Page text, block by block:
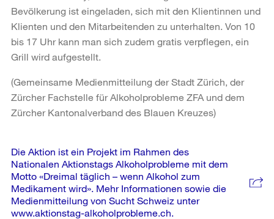
Bevölkerung ist eingeladen, sich mit den Klientinnen und
Klienten und den Mitarbeitenden zu unterhalten. Von 10
bis 17 Uhr kann man sich zudem gratis verpflegen, ein
Grill wird aufgestellt.
(Gemeinsame Medienmitteilung der Stadt Zürich, der
Zürcher Fachstelle für Alkoholprobleme ZFA und dem
Zürcher Kantonalverband des Blauen Kreuzes)
Weitere
Informationen
Die Aktion ist ein Projekt im Rahmen des
Nationalen Aktionstags Alkoholprobleme mit dem
Motto «Dreimal täglich – wenn Alkohol zum
Medikament wird». Mehr Informationen sowie die
Medienmitteilung von Sucht Schweiz unter
www.aktionstag-alkoholprobleme.ch.